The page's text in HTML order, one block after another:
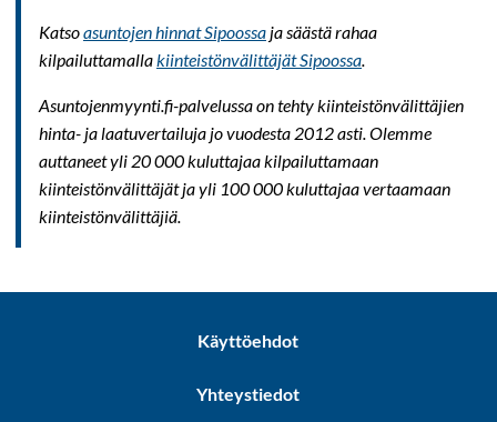
Katsoasuntojen hinnat Sipoossa ja säästä rahaa
kilpailuttamallakiinteistönvälittäjät Sipoossa.
Asuntojenmyynti.fi-palvelussa on tehty kiinteistönvälittäjien
hinta- ja laatuvertailuja jo vuodesta 2012 asti. Olemme
auttaneet yli 20 000 kuluttajaa kilpailuttamaan
kiinteistönvälittäjät ja yli 100 000 kuluttajaa vertaamaan
kiinteistönvälittäjiä.
Käyttöehdot
Yhteystiedot